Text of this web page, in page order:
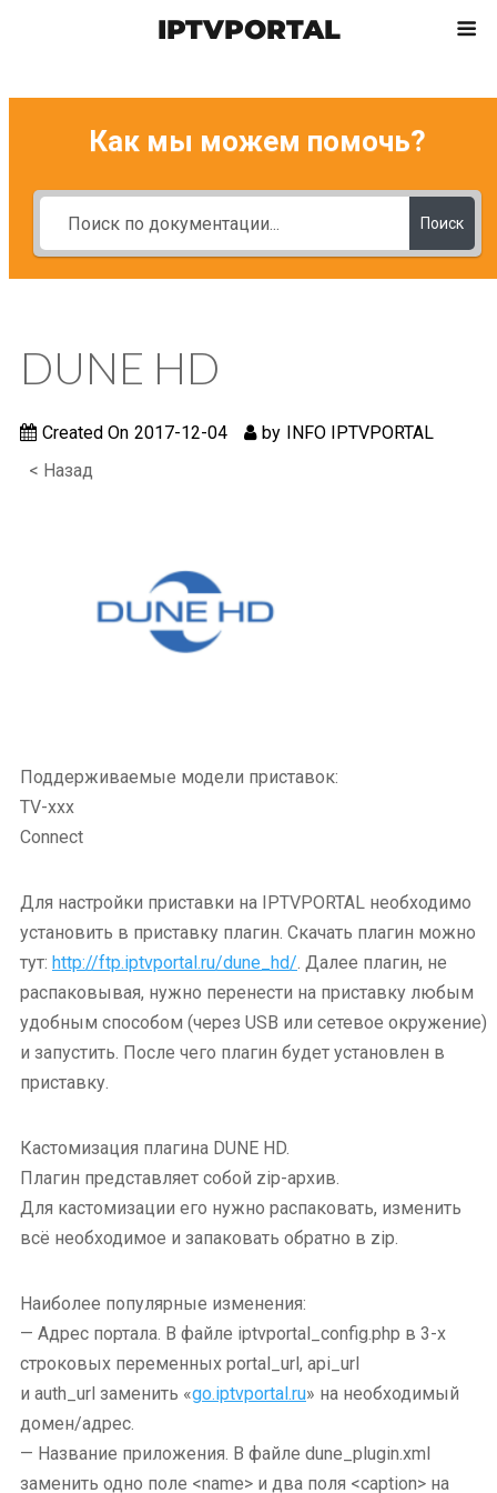
IPTVPORTAL
Как мы можем помочь?
Поиск
DUNE HD
Created On 2017-12-04 by INFO IPTVPORTAL
< Назад
Поддерживаемые модели приставок:
TV-ххх
Connect
Для настройки приставки на IPTVPORTAL необходимо
установить в приставку плагин. Скачать плагин можно
тут: http://ftp.iptvportal.ru/dune_hd/. Далее плагин, не
распаковывая, нужно перенести на приставку любым
удобным способом (через USB или сетевое окружение)
и запустить. После чего плагин будет установлен в
приставку.
Кастомизация плагина DUNE HD.
Плагин представляет собой zip-архив.
Для кастомизации его нужно распаковать, изменить
всё необходимое и запаковать обратно в zip.
Наиболее популярные изменения:
— Адрес портала. В файле iptvportal_config.php в 3-х
строковых переменных portal_url, api_url
и auth_url заменить «go.iptvportal.ru» на необходимый
домен/адрес.
— Название приложения. В файле dune_plugin.xml
заменить одно поле <name> и два поля <caption> на